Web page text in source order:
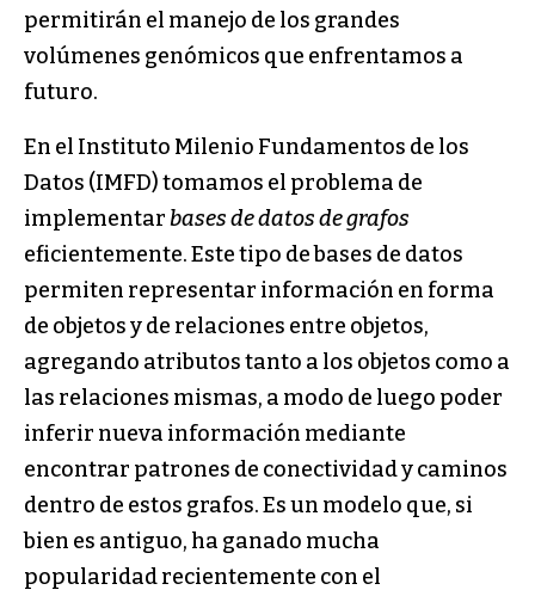
permitirán el manejo de los grandes
volúmenes genómicos que enfrentamos a
futuro.
En el Instituto Milenio Fundamentos de los
Datos (IMFD) tomamos el problema de
implementarbases de datos de grafos
eficientemente. Este tipo de bases de datos
permiten representar información en forma
de objetos y de relaciones entre objetos,
agregando atributos tanto a los objetos como a
las relaciones mismas, a modo de luego poder
inferir nueva información mediante
encontrar patrones de conectividad y caminos
dentro de estos grafos. Es un modelo que, si
bien es antiguo, ha ganado mucha
popularidad recientemente con el